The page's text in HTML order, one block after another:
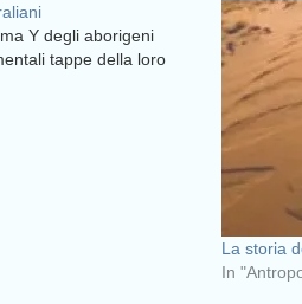
Y degli aborigeni
tappe della loro
La storia
In